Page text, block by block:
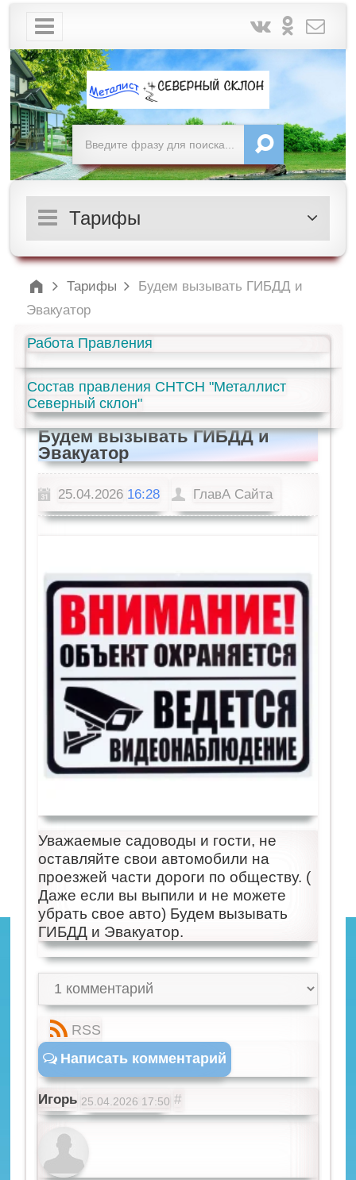
Тарифы
Тарифы
Будем вызывать ГИБДД и
Эвакуатор
Работа Правления
Состав правления СНТСН "Металлист
Северный склон"
Будем вызывать ГИБДД и
Эвакуатор
25.04.2026 16:28 ГлавА Сайта
Уважаемые садоводы и гости, не
оставляйте свои автомобили на
проезжей части дороги по обществу. (
Даже если вы выпили и не можете
убрать свое авто) Будем вызывать
ГИБДД и Эвакуатор.
RSS
Написать комментарий
Игорь 25.04.2026 17:50 #